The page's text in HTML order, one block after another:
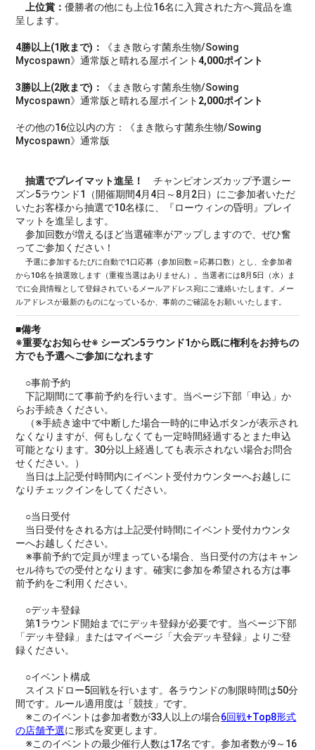
上位賞：優勝者の他にも上位16名に入賞された方へ賞品を進
呈します。
4勝以上(1敗まで)：
《まき散らす菌糸生物/Sowing
Mycospawn》通常版と晴れる屋ポイント4,000ポイント
3勝以上(2敗まで)：
《まき散らす菌糸生物/Sowing
Mycospawn》通常版と晴れる屋ポイント 2,000ポイント
その他の16位以内の方：《まき散らす菌糸生物/Sowing
Mycospawn》通常版
抽選でプレイマット進呈！
チャンピオンズカップ予選シー
ズン5ラウンド1（開催期間4月4日～8月2日）にご参加者いただ
いたお客様から抽選で10名様に、『ローウィンの昏明』プレイ
マットを進呈します。
参加回数が増えるほど当選確率がアップしますので、ぜひ奮
ってご参加ください！
予選に参加するたびに自動で1口応募（参加回数＝応募口数）とし、全参加者
から10名を抽選致します（重複当選はありません）。当選者には8月5日（水）ま
でに会員情報として登録されているメールアドレス宛にご連絡いたします。メー
ルアドレスが最新のものになっているか、事前のご確認をお願いいたします。
■備考
※重要なお知らせ※ シーズン5ラウンド1から既に権利をお持ちの
方でも予選へご参加になれます
○事前予約
下記期間にて事前予約を行います。当ページ下部「申込」か
らお手続きください。
（※手続き途中で中断した場合一時的に申込ボタンが表示され
なくなりますが、何もしなくても一定時間経過するとまた申込
可能となります。30分以上経過しても表示されない場合お問合
せください。）
当日は上記受付時間内にイベント受付カウンターへお越しに
なりチェックインをしてください。
○当日受付
当日受付をされる方は上記受付時間にイベント受付カウンタ
ーへお越しください。
※事前予約で定員が埋まっている場合、当日受付の方はキャン
セル待ちでの受付となります。確実に参加を希望される方は事
前予約をご利用ください。
○デッキ登録
第1ラウンド開始までにデッキ登録が必要です。当ページ下部
「デッキ登録」またはマイページ「大会デッキ登録」よりご登
録ください。
○イベント構成
スイスドロー5回戦を行います。各ラウンドの制限時間は50分
間です。ルール適用度は「競技」です。
※このイベントは参加者数が33人以上の場合6回戦+Top8形式
の店舗予選に形式を変更します。
※このイベントの最少催行人数は17名です。参加者数が9～16